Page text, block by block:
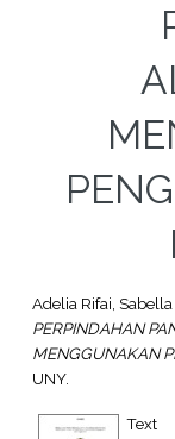
Adelia Rifai, Sabella
PERPINDAHAN
MENGGUNAKAN
UNY.
Text